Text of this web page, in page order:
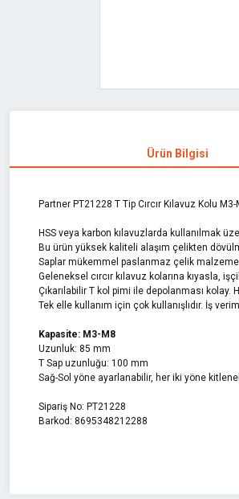
Ürün Bilgisi
Partner PT21228 T Tip Cırcır Kılavuz Kolu M3-
HSS veya karbon kılavuzlarda kullanılmak
Bu ürün yüksek kaliteli alaşım çelikten
Saplar mükemmel paslanmaz çelik
Geleneksel cırcır kılavuz kolarına kıyasla,
Çıkarılabilir T kol pimi ile depolanması kolay.
Tek elle kullanım için çok kullanışlıdır. İş
Kapasite: M3-M8
Uzunluk: 85 mm
T Sap uzunluğu: 100 mm
Sağ-Sol yöne ayarlanabilir, her iki yöne
Sipariş No: PT21228
Barkod: 8695348212288